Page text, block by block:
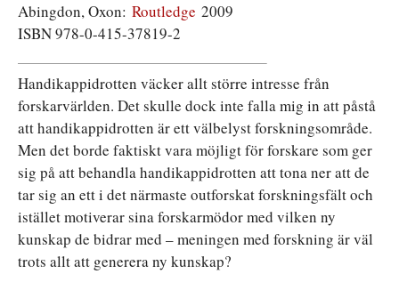
Abingdon, Oxon: Routledge 2009
ISBN 978-0-415-37819-2
Handikappidrotten väcker allt större intresse från
forskarvärlden. Det skulle dock inte falla mig in att påstå
att handikappidrotten är ett välbelyst forskningsområde.
Men det borde faktiskt vara möjligt för forskare som ger
sig på att behandla handikappidrotten att tona ner att de
tar sig an ett i det närmaste outforskat forskningsfält och
istället motiverar sina forskarmödor med vilken ny
kunskap de bidrar med – meningen med forskning är väl
trots allt att generera ny kunskap?